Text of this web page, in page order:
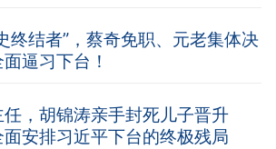
终结者”，蔡奇免职、元老集体决
逼习下台！
，胡锦涛亲手封死儿子晋升
安排习近平下台的终极残局